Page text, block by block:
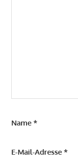
Name *
E-Mail-Adresse *